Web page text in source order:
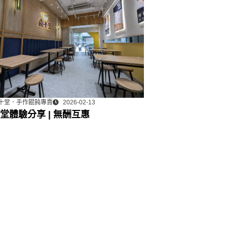
堂．手作餛飩專賣 2026-02-13
體驗分享 | 無酬互惠